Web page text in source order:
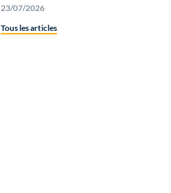
23/07/2026
Tous les articles